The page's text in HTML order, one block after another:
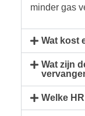
minder gas
Wat kost
Wat zijn
Welke